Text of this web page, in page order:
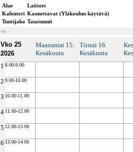
Alue
Laitteet
Kalenteri Kannettavat (Yläkoulun käytävä)
Tuntijako Tasatunnit
<<
Vko 25
2026
Maanantai 15.
Kesäkuuta
Tiistai 16.
Kesäkuuta
1 8.00-9.00
2 9.00-10.00
3 10.00-11.00
4 11.00-12.00
5 12.00-13.00
6 13.00-14.00